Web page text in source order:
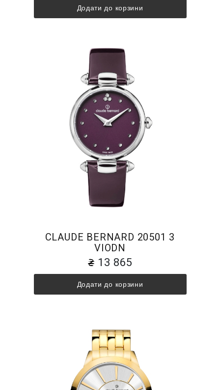
Додати до корзини
CLAUDE BERNARD 20501 3
VIODN
13 865
Додати до корзини